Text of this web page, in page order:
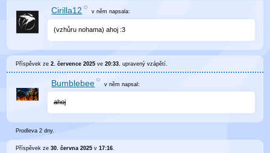
Cirilla12 v němnapsala:
(vzhůru nohama) ahoj :3
Příspěvek ze2. července 2025 ve20:33 , upravenývzápětí
Bumblebee v němnapsal:
ahoj
Prodleva 2 dny.
Příspěvek ze30. června 2025 v17:16.